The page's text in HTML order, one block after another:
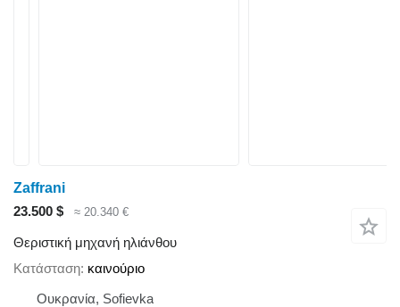
Zaffrani
23.500 $
≈ 20.340 €
Θεριστική μηχανή ηλιάνθου
Κατάσταση καινούριο
Ουκρανία, Sofievka